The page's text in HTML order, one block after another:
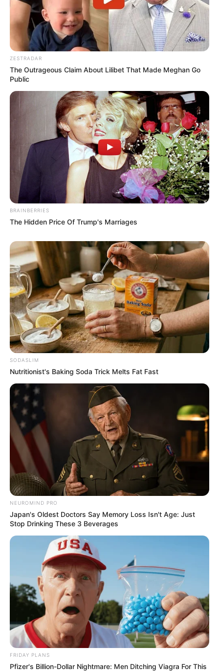
ZESTRADAR
The Outrageous Claim About Lilibet That Made Meghan Go
Public
BRAINBERRIES
The Hidden Price Of Trump's Marriages
SODASLIM
Nutritionist's Baking Soda Trick Melts Fat Fast
NEUROMIND PRO
Japan's Oldest Doctors Say Memory Loss Isn't Age: Just
Stop Drinking These 3 Beverages
FRIDAY PLANS
Pfizer's Billion-Dollar Nightmare: Men Ditching Viagra For This